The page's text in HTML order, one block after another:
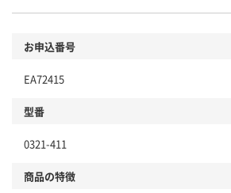
お申込番号
EA72415
型番
0321-411
商品の特徴